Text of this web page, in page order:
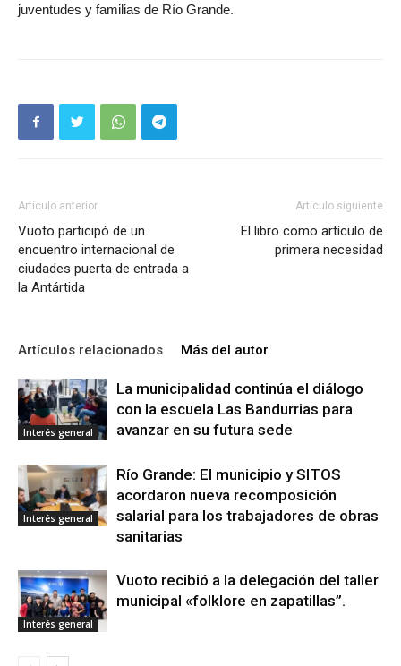
juventudes y familias de Río Grande.
Artículo anterior
Vuoto participó de un
encuentro internacional de
ciudades puerta de entrada a
la Antártida
Artículo siguiente
El libro como artículo de
primera necesidad
Artículos relacionados Más del autor
Interés general
La municipalidad continúa el diálogo
con la escuela Las Bandurrias para
avanzar en su futura sede
Interés general
Río Grande: El municipio y SITOS
acordaron nueva recomposición
salarial para los trabajadores de obras
sanitarias
Interés general
Vuoto recibió a la delegación del taller
municipal «folklore en zapatillas”.